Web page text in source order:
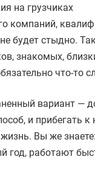
на грузчиках
компаний,
будет стыдно.
знакомых,
что-то
вариант —
и прибегать
Вы же
год, работают